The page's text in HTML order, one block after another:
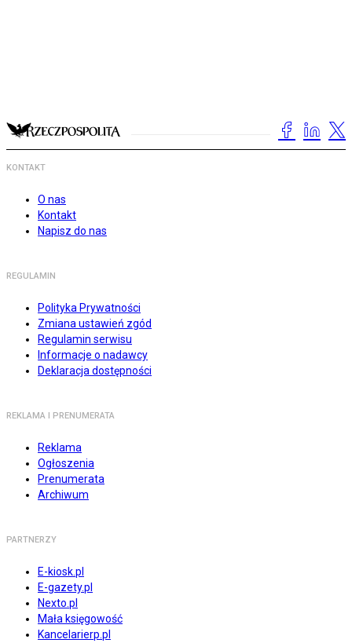
KONTAKT
O nas
Kontakt
Napisz do nas
REGULAMIN
Polityka Prywatności
Zmiana ustawień zgód
Regulamin serwisu
Informacje o nadawcy
Deklaracja dostępności
REKLAMA I PRENUMERATA
Reklama
Ogłoszenia
Prenumerata
Archiwum
PARTNERZY
E-kiosk.pl
E-gazety.pl
Nexto.pl
Mała księgowość
Kancelarierp.pl